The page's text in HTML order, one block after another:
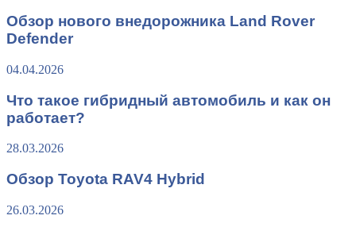
Обзор нового внедорожника Land Rover
Defender
04.04.2026
Что такое гибридный автомобиль и как он
работает?
28.03.2026
Обзор Toyota RAV4 Hybrid
26.03.2026